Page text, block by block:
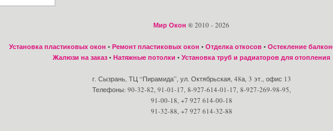
Мир Окон ® 2010 - 2026
Установка пластиковых окон • Ремонт пластиковых окон • Отделка откосов• Остекление
Жалюзи на заказ • Натяжные потолки • Установка труб и радиаторов для отопления
г. Сызрань, ТЦ “Пирамида”, ул. Октябрьская, 48а, 3 эт., офис 13
Телефоны: 90-32-82, 91-01-17, 8-927-614-01-17, 8-927-269-98-95,
91-00-18, +7 927 614-00-18
91-32-88, +7 927 614-32-88